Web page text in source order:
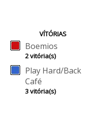
VÍTÓRIAS
Boemios
2 vitória(s)
Play Hard/Back
Café
3 vitória(s)